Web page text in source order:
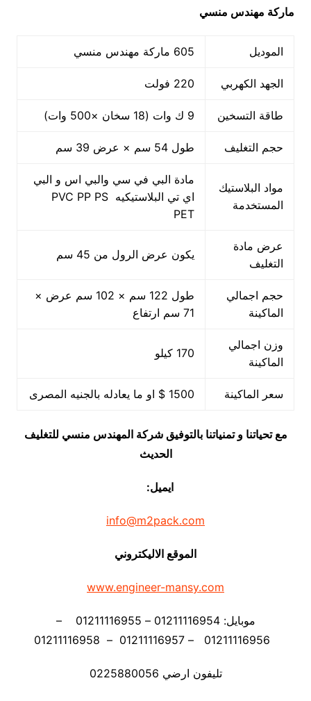
ماركة مهندس منسي
الموديل 605 ماركة مهندس منسي
الجهد الكهربي 220 فولت
طاقة التسخين 9 ك وات (18 سخان ×500 وات)
حجم التغليف طول 54 سم × عرض 39 سم
مواد البلاستيك
المستخدمة
مادة البي في سي والبي اس و البي
اي تي البلاستيكيه PVC PP PS
PET
عرض مادة
التغليف
يكون عرض الرول من 45 سم
حجم اجمالي
الماكينة
طول 122 سم × 102 سم عرض ×
71 سم ارتفاع
وزن اجمالي
الماكينة
170 كيلو
سعر الماكينة 1500 $ او ما يعادله بالجنيه المصرى
مع تحياتنا و تمنياتنا بالتوفيق شركة المهندس منسي للتغليف
الحديث
ايميل:
info@m2pack.com
الموقع الاليكتروني
www.engineer-mansy.com
موبايل: 01211116954 – 01211116955 –
تليفون ارضي 0225880056